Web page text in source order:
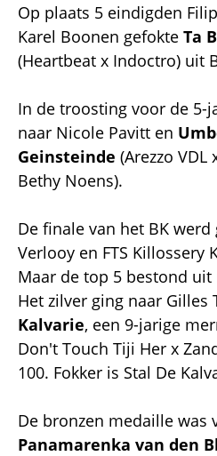
Op plaats 5 eindigden
Karel Boonen gefokte Ta
(Heartbeat x Indoctro) uit
In de troosting voor de 5-
naar Nicole Pavitt en
Geinsteinde (Arezzo VDL
Bethy Noens).
De finale van het BK
Verlooy en FTS Killossery
Maar de top 5 bestond uit
Het zilver ging naar Gilles
Kalvarie, een 9-jarige
Don't Touch Tiji Her x
100. Fokker is Stal De
De bronzen medaille was
Panamarenka van den